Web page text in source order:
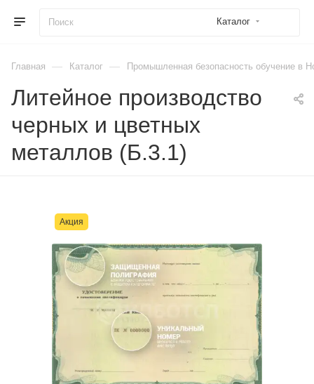
Каталог
Главная — Каталог — Промышленная безопасность обучение в
Литейное производство
черных и цветных
металлов (Б.3.1)
Акция